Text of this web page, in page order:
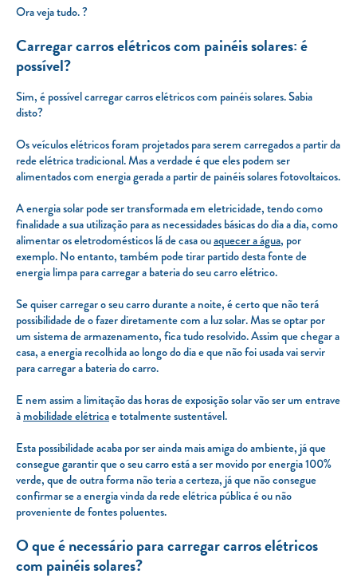
Ora veja tudo. ?
Carregar carros elétricos com painéis solares: é
possível?
Sim, é possível carregar carros elétricos com painéis solares. Sabia
disto?
Os veículos elétricos foram projetados para serem carregados a partir da
rede elétrica tradicional. Mas a verdade é que eles podem ser
alimentados com energia gerada a partir de painéis solares fotovoltaicos.
A energia solar pode ser transformada em eletricidade, tendo como
finalidade a sua utilização para as necessidades básicas do dia a dia, como
alimentar os eletrodomésticos lá de casa ouaquecer a água, por
exemplo. No entanto, também pode tirar partido desta fonte de
energia limpa para carregar a bateria do seu carro elétrico.
Se quiser carregar o seu carro durante a noite, é certo que não terá
possibilidade de o fazer diretamente com a luz solar. Mas se optar por
um sistema de armazenamento, fica tudo resolvido. Assim que chegar a
casa, a energia recolhida ao longo do dia e que não foi usada vai servir
para carregar a bateria do carro.
E nem assim a limitação das horas de exposição solar vão ser um entrave
àmobilidade elétricae totalmente sustentável.
Esta possibilidade acaba por ser ainda mais amiga do ambiente, já que
consegue garantir que o seu carro está a ser movido por energia 100%
verde, que de outra forma não teria a certeza, já que não consegue
confirmar se a energia vinda da rede elétrica pública é ou não
proveniente de fontes poluentes.
O que é necessário para carregar carros elétricos
com painéis solares?